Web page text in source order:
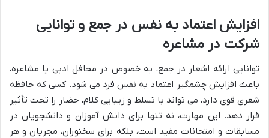
افزایش اعتماد به نفس در جمع و توانایی
شرکت در مشاعره
توانایی ارائه اشعار در جمع، به خصوص در محافل ادبی یا مشاعره،
باعث افزایش چشمگیر اعتماد به نفس فرد می شود. کسی که حافظه
شعری قوی دارد، می تواند با تسلط و زیبایی کلام، حضار را تحت تأثیر
قرار دهد. این مهارت، نه تنها برای دانش آموزان و دانشجویان در
مسابقات و امتحانات مفید است، بلکه برای سخنوران، مجریان و هر